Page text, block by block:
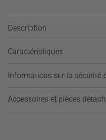
Description
Caractéristiques
Informations sur la sécurité
Accessoires et pièces